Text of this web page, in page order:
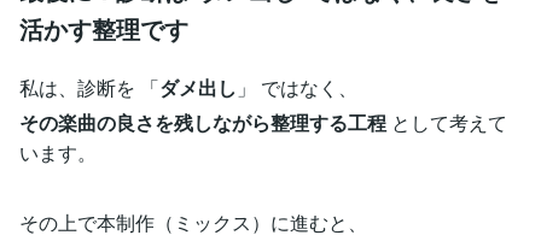
活かす整理です
私は、診断を 「ダメ出し 」 ではなく、
その楽曲の良さを残しながら整理する工程 として考えて
います。
その上で本制作（ミックス）に進むと、